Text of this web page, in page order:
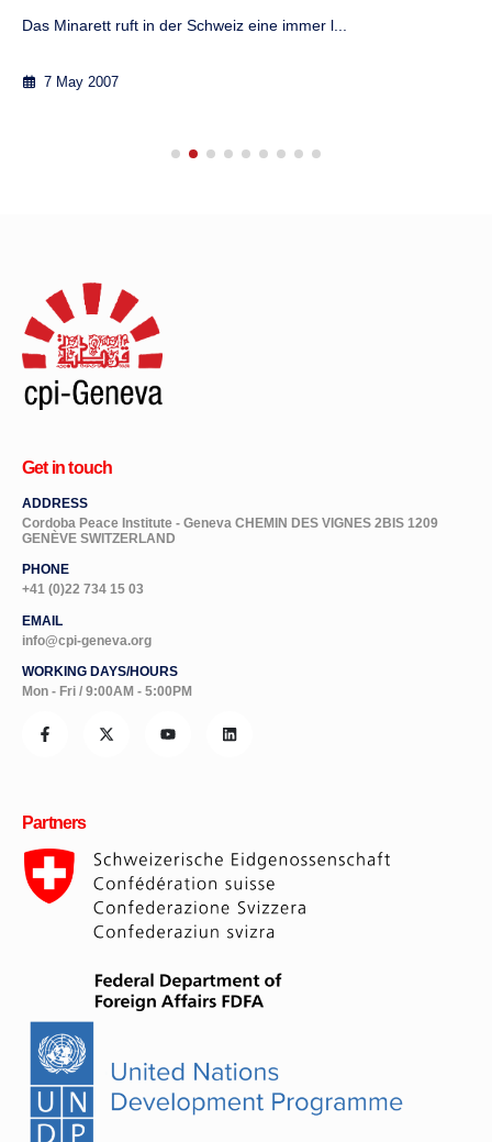
Das Minarett ruft in der Schweiz eine immer l...
7 May 2007
Cordoba Peace Institute - Geneva CHEMIN DES VIGNES 2BIS 1209
GENÈVE SWITZERLAND
+41 (0)22 734 15 03
info@cpi-geneva.org
Mon - Fri / 9:00AM - 5:00PM